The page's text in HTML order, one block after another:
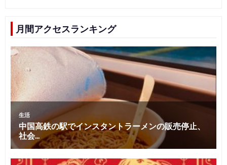
月間アクセスランキング